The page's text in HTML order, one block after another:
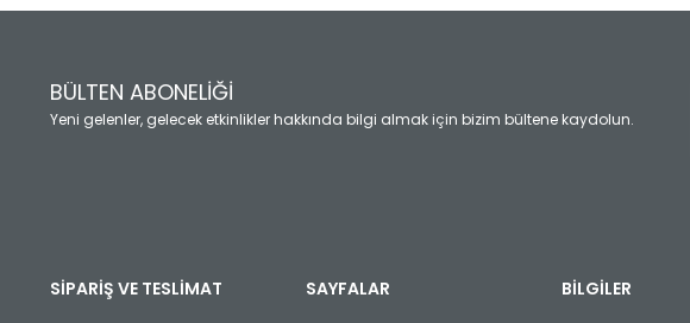
Ürün açıklamasında eksik bilgiler bulunuyor.
Ürün fiyatı diğer sitelerden daha pahalı.
Bu ürüne benzer farklı alternatifler olmalı.
BÜLTEN ABONELİĞİ
Yeni gelenler, gelecek etkinlikler hakkında bilgi almak için bizim bültene kaydolun.
SİPARİŞ VE TESLİMAT SAYFALAR BİLGİLER